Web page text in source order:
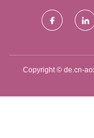
Copyright © de.cn-